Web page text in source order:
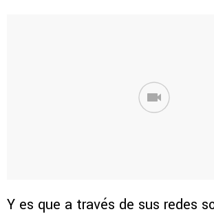
Y es que a través de sus redes